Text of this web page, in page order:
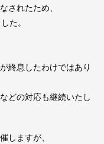
されたため、
した。
終息したわけではあり
どの対応も継続いたし
しますが、